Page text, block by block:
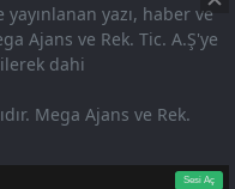
10.28%
Sesi Aç
yazı, haber ve
Ajans ve Rek. Tic. A.Ş'ye
dahi
Mega Ajans ve Rek.